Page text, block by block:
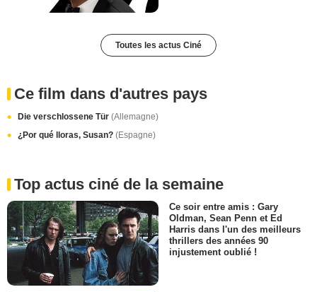
Toutes les actus Ciné
Ce film dans d'autres pays
Die verschlossene Tür (Allemagne)
¿Por qué lloras, Susan? (Espagne)
Top actus ciné de la semaine
Ce soir entre amis : Gary
Oldman, Sean Penn et Ed
Harris dans l'un des meilleurs
thrillers des années 90
injustement oublié !